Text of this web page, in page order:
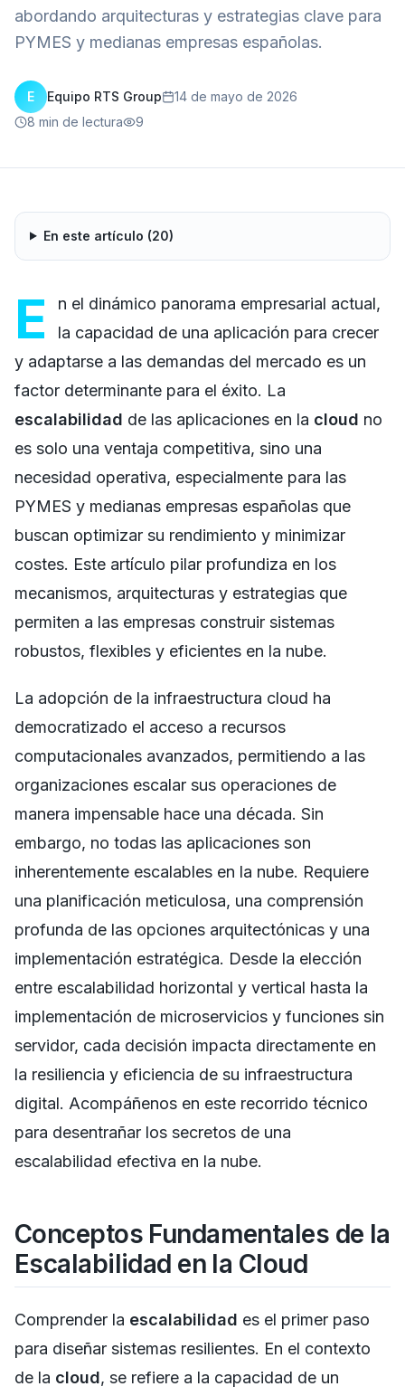
abordando arquitecturas y estrategias clave para
PYMES y medianas empresas españolas.
E Equipo RTS Group
14 de mayo de 2026
8 min de lectura 9
En este artículo (20)
E
n el dinámico panorama empresarial actual,
la capacidad de una aplicación para crecer
y adaptarse a las demandas del mercado es un
factor determinante para el éxito. La
escalabilidad de las aplicaciones en la cloud no
es solo una ventaja competitiva, sino una
necesidad operativa, especialmente para las
PYMES y medianas empresas españolas que
buscan optimizar su rendimiento y minimizar
costes. Este artículo pilar profundiza en los
mecanismos, arquitecturas y estrategias que
permiten a las empresas construir sistemas
robustos, flexibles y eficientes en la nube.
La adopción de la infraestructura cloud ha
democratizado el acceso a recursos
computacionales avanzados, permitiendo a las
organizaciones escalar sus operaciones de
manera impensable hace una década. Sin
embargo, no todas las aplicaciones son
inherentemente escalables en la nube. Requiere
una planificación meticulosa, una comprensión
profunda de las opciones arquitectónicas y una
implementación estratégica. Desde la elección
entre escalabilidad horizontal y vertical hasta la
implementación de microservicios y funciones sin
servidor, cada decisión impacta directamente en
la resiliencia y eficiencia de su infraestructura
digital. Acompáñenos en este recorrido técnico
para desentrañar los secretos de una
escalabilidad efectiva en la nube.
Conceptos Fundamentales de la
Escalabilidad en la Cloud
Comprender la escalabilidad es el primer paso
para diseñar sistemas resilientes. En el contexto
de la cloud, se refiere a la capacidad de un